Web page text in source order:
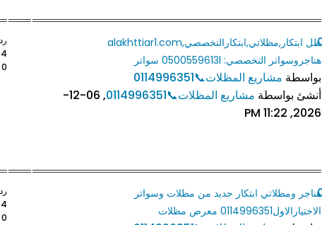
ظل ابتكار,مظلاتي,ابتكارالتخصصي,alakhttiar1.com
هناجروسواتر التخصصي: 0500559613l سواتر
بواسطة مشاريع المظلات📞0114996351
أنشئ بواسطة مشاريع المظلات📞0114996351 ,
06-12-
2026, 11:22 PM
4 مشاهدات
0 معجبون
هناجر ومظلاتي ابتكار جديد من مظلات وسواتر
الاختيارالاول0114996351 معرض مظلات
4 مشاهدات
0 معجبون